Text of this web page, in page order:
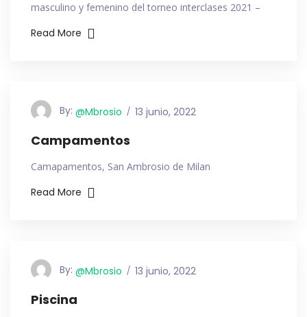
masculino y femenino del torneo interclases 2021 –
Read More
By: @mbrosio 13 junio, 2022
Campamentos
Camapamentos, San Ambrosio de Milan
Read More
By: @mbrosio 13 junio, 2022
Piscina